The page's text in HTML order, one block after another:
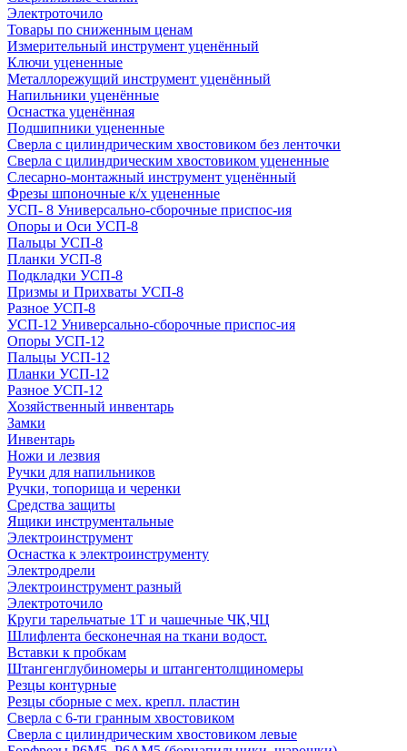
Электроточило
Товары по сниженным ценам
Измерительный инструмент уценённый
Ключи уцененные
Металлорежущий инструмент уценённый
Напильники уценённые
Оснастка уценённая
Подшипники уцененные
Сверла с цилиндрическим хвостовиком без ленточки
Сверла с цилиндрическим хвостовиком уцененные
Слесарно-монтажный инструмент уценённый
Фрезы шпоночные к/х уцененные
УСП- 8 Универсально-сборочные приспос-ия
Опоры и Оси УСП-8
Пальцы УСП-8
Планки УСП-8
Подкладки УСП-8
Призмы и Прихваты УСП-8
Разное УСП-8
УСП-12 Универсально-сборочные приспос-ия
Опоры УСП-12
Пальцы УСП-12
Планки УСП-12
Разное УСП-12
Хозяйственный инвентарь
Замки
Инвентарь
Ножи и лезвия
Ручки для напильников
Ручки, топорища и черенки
Средства защиты
Ящики инструментальные
Электроинструмент
Оснастка к электроинструменту
Электродрели
Электроинструмент разный
Электроточило
Круги тарельчатые 1Т и чашечные ЧК,ЧЦ
Шлифлента бесконечная на ткани водост.
Вставки к пробкам
Штангенглубиномеры и штангентолщиномеры
Резцы контурные
Резцы сборные с мех. крепл. пластин
Сверла с 6-ти гранным хвостовиком
Сверла с цилиндрическим хвостовиком левые